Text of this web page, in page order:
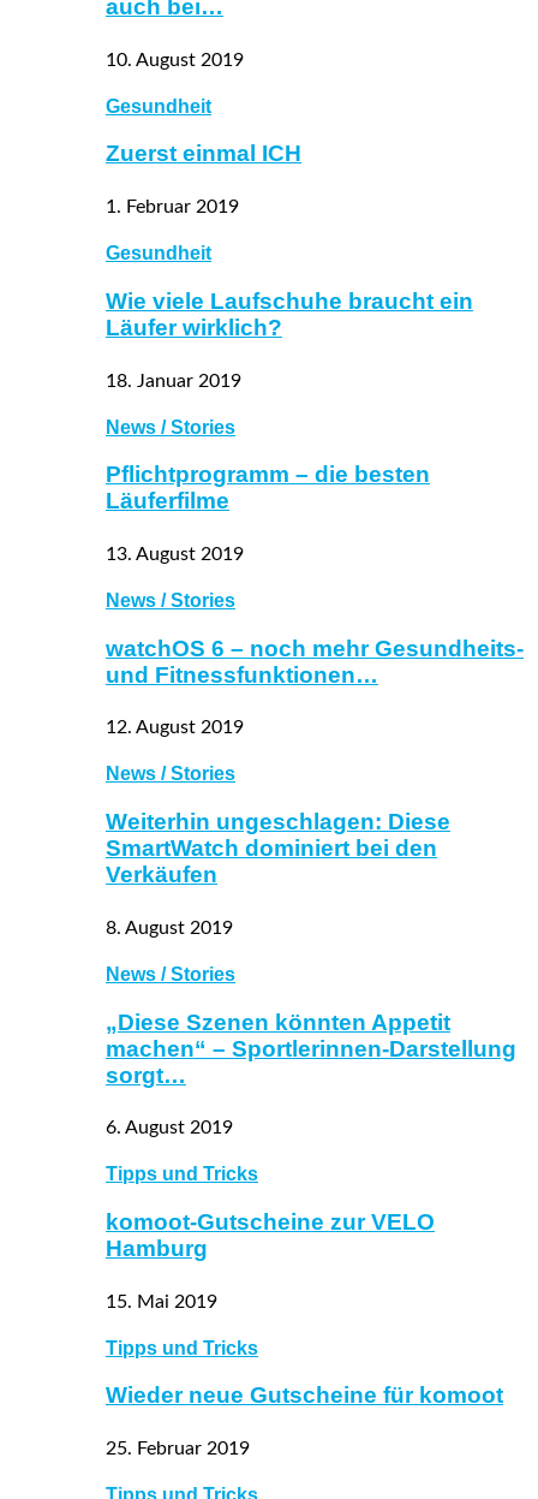
auch bei…
10. August 2019
Gesundheit
Zuerst einmal ICH
1. Februar 2019
Gesundheit
Wie viele Laufschuhe braucht ein
Läufer wirklich?
18. Januar 2019
News / Stories
Pflichtprogramm – die besten
Läuferfilme
13. August 2019
News / Stories
watchOS 6 – noch mehr Gesundheits-
und Fitnessfunktionen…
12. August 2019
News / Stories
Weiterhin ungeschlagen: Diese
SmartWatch dominiert bei den
Verkäufen
8. August 2019
News / Stories
„Diese Szenen könnten Appetit
machen“ – Sportlerinnen-Darstellung
sorgt…
6. August 2019
Tipps und Tricks
komoot-Gutscheine zur VELO
Hamburg
15. Mai 2019
Tipps und Tricks
Wieder neue Gutscheine für komoot
25. Februar 2019